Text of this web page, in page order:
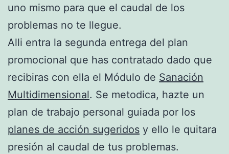
uno mismo para que el caudal de los
problemas no te llegue.
Alli entra la segunda entrega del plan
promocional que has contratado dado que
recibiras con ella el Módulo de Sanación
Multidimensional. Se metodica, hazte un
plan de trabajo personal guiada por los
planes de acción sugeridos y ello le quitara
presión al caudal de tus problemas.